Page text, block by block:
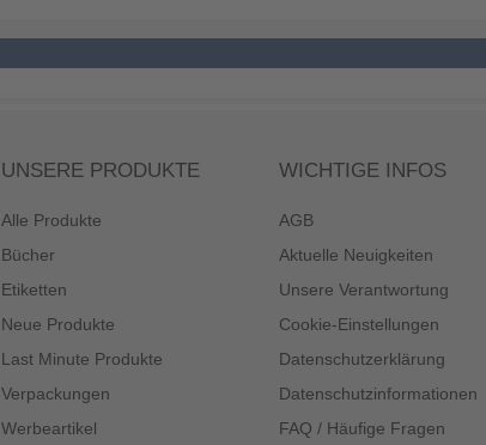
UNSERE PRODUKTE
Alle Produkte
Bücher
Etiketten
Neue Produkte
Last Minute Produkte
Verpackungen
Werbeartikel
WICHTIGE INFOS
AGB
Aktuelle Neuigkeiten
Unsere Verantwortung
Cookie-Einstellungen
Datenschutzerklärung
Datenschutzinformationen
FAQ / Häufige Fragen